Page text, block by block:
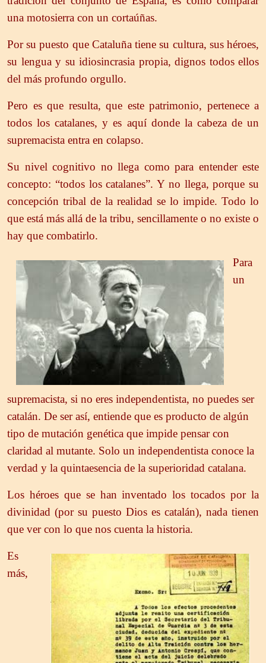
una motosierra con un cortaúñas.
Por su puesto que Cataluña tiene su cultura, sus héroes,
su lengua y su idiosincrasia propia, dignos todos ellos
del más profundo orgullo.
Pero es que resulta, que este patrimonio, pertenece a
todos los catalanes, y es aquí donde la cabeza de un
supremacista entra en colapso.
Su nivel cognitivo no llega como para entender este
concepto: “todos los catalanes”. Y no llega, porque su
concepción tribal de la realidad se lo impide. Todo lo
que está más allá de la tribu, sencillamente o no existe o
hay que combatirlo.
Para
un
supremacista, si no eres independentista, no puedes ser
catalán. De ser así, entiende que es producto de algún
tipo de mutación genética que impide pensar con
claridad al mutante. Solo un independentista conoce la
verdad y la quintaesencia de la superioridad catalana.
Los héroes que se han inventado los tocados por la
divinidad (por su puesto Dios es catalán), nada tienen
que ver con lo que nos cuenta la historia.
Es
más,